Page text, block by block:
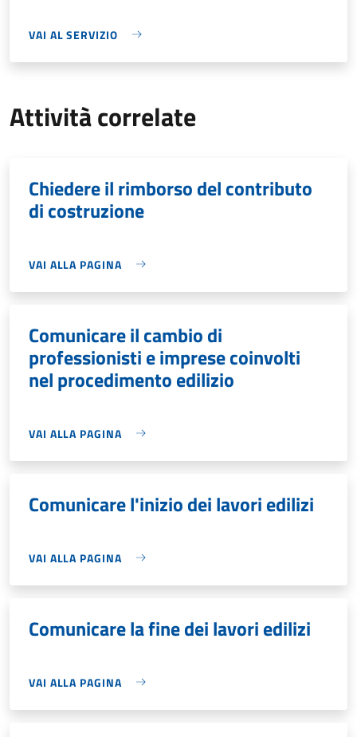
VAI AL SERVIZIO
Attività correlate
Chiedere il rimborso del contributo
di costruzione
VAI ALLA PAGINA
Comunicare il cambio di
professionisti e imprese coinvolti
nel procedimento edilizio
VAI ALLA PAGINA
Comunicare l'inizio dei lavori edilizi
VAI ALLA PAGINA
Comunicare la fine dei lavori edilizi
VAI ALLA PAGINA